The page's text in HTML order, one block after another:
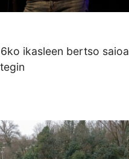
ikasleen bertso saioa